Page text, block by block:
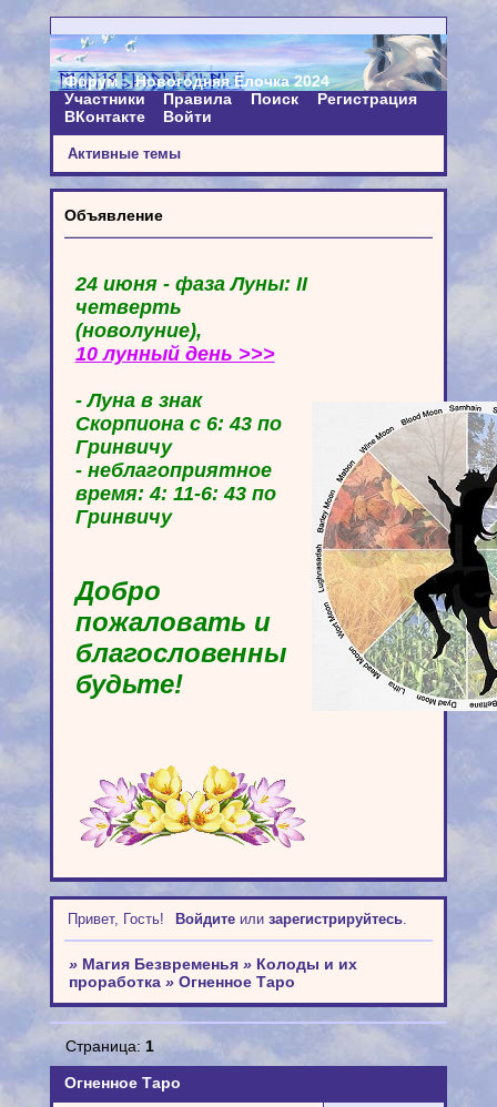
Форум
Новогодняя Ёлочка 2024
Участники
Правила Поиск
Регистрация
ВКонтакте
Войти
Активные темы
Объявление
24 июня - фаза Луны: II
четверть
(новолуние),
10 лунный день >>>
- Луна в знак
Скорпиона с 6: 43 по
Гринвичу
- неблагоприятное
время: 4: 11-6: 43 по
Гринвичу
Добро
пожаловать и
благословенны
будьте!
Привет, Гость! Войдитеили зарегистрируйтесь.
» Магия Безвременья » Колоды и их
проработка » Огненное Таро
Огненное Таро
Страница: 1